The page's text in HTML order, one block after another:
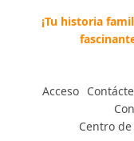
¡Tu historia
Acceso--
Centro